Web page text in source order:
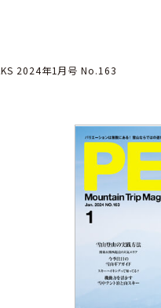
2024年1月号 No.163